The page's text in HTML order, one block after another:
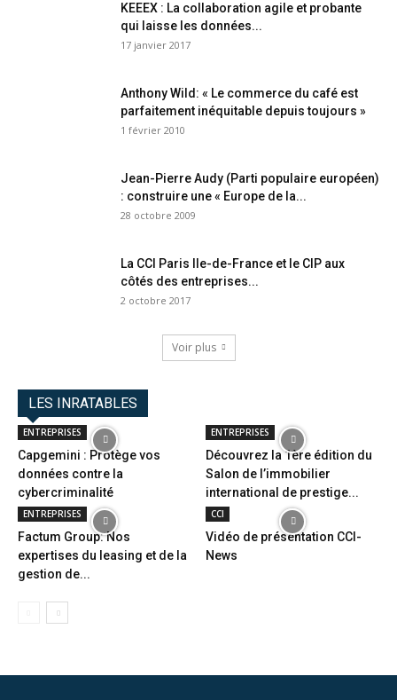
KEEEX : La collaboration agile et probante
qui laisse les données...
17 janvier 2017
Anthony Wild: « Le commerce du café est
parfaitement inéquitable depuis toujours »
1 février 2010
Jean-Pierre Audy (Parti populaire européen)
: construire une « Europe de la...
28 octobre 2009
La CCI Paris Ile-de-France et le CIP aux
côtés des entreprises...
2 octobre 2017
Voir plus
LES INRATABLES
ENTREPRISES
Capgemini : Protège vos
données contre la
cybercriminalité
ENTREPRISES
Découvrez la 1ère édition du
Salon de l’immobilier
international de prestige...
ENTREPRISES
Factum Group: Nos
expertises du leasing et de la
gestion de...
CCI
Vidéo de présentation CCI-
News